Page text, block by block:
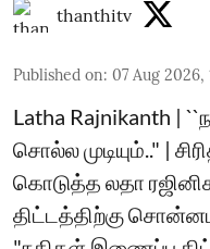
thanthitv
Published on: 07 Aug 2026,
Latha Rajnikanth |
சொல்ல முடியும்.." |
கொடுத்த லதா
திட்டத்திற்கு